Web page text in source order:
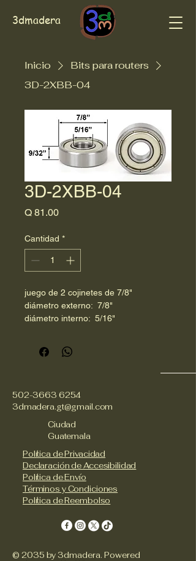
3dmadera
Inicio
Bits para routers
3D-2XBB-04
3D-2XBB-04
Q 81.00Precio
Cantidad *
juego de 2 cojinetes de 7/8"
diámetro externo:  7/8"
diámetro interno:  5/16"
502-3663 6254
3dmadera.gt@gmail.com
Ciudad
Guatemala
Política de Privacidad
Declaración de Accesibilidad
Política de Envío
Términos y Condiciones
Política de Reembolso
© 2035 by 3dmadera. Powered